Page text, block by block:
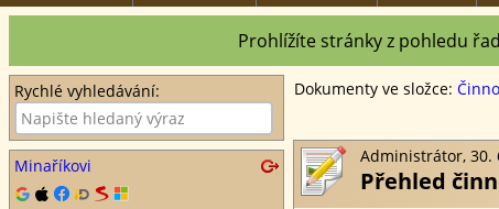
Prohlížíte stránky z pohledu
Rychlé vyhledávání:
Minaříkovi
Dokumenty ve složce:
Administrátor, 30.
Přehled